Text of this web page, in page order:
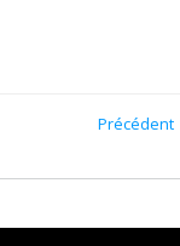
Précédent